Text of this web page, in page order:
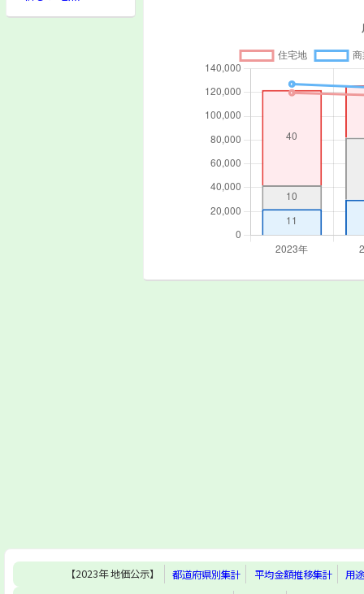
【2023年 地価公示】 都道府県別集計 平均金額推移集計
用